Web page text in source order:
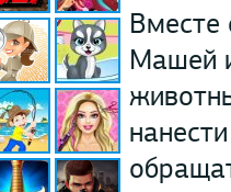
Машей